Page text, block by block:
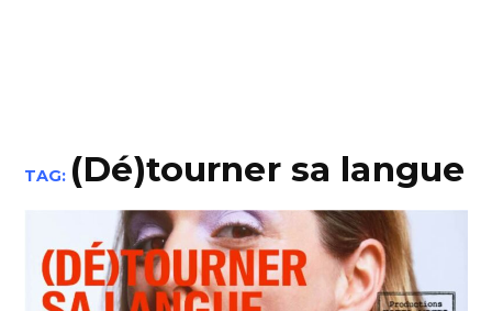
TAG: (Dé)tourner sa langue